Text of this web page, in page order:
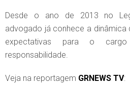
Desde o ano de 2013 no
advogado já conhece a
expectativas para o
responsabilidade.
Veja na reportagem GRNEWS TV: